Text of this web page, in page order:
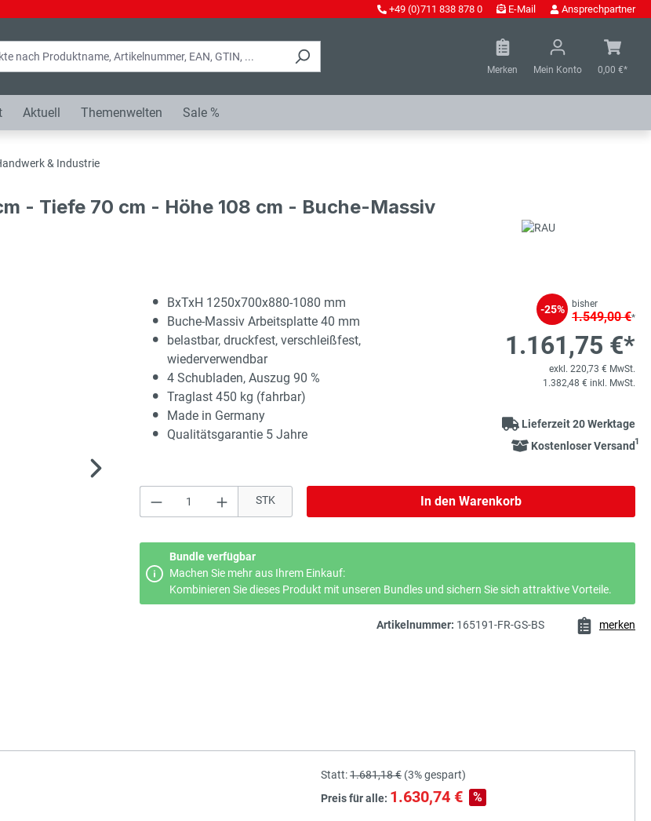
+49 (0)711 838 878 0 E-Mail Ansprechpartner
Merken Mein Konto 0,00 €*
Aktuell Themenwelten Sale %
& Industrie
- Tiefe 70 cm - Höhe 108 cm - Buche-Massiv
BxTxH 1250x700x880-1080 mm
Buche-Massiv Arbeitsplatte 40 mm
belastbar, druckfest, verschleißfest,
wiederverwendbar
4 Schubladen, Auszug 90 %
Traglast 450 kg (fahrbar)
Made in Germany
Qualitätsgarantie 5 Jahre
-25% bisher
1.549,00 €*
1.161,75 €*
exkl. 220,73 € MwSt.
1.382,48 € inkl. MwSt.
Lieferzeit 20 Werktage
Kostenloser Versand1
Produkt Anzahl: Gib den gewünschten Wert ein oder
STK In den Warenkorb
Bundle verfügbar
Machen Sie mehr aus Ihrem Einkauf:
Kombinieren Sie dieses Produkt mit unseren Bundles und sichern Sie sich attraktive Vorteile.
Artikelnummer: 165191-FR-GS-BS merken
Statt:1.681,18 € (3%gespart)
Preis für alle: 1.630,74 € %